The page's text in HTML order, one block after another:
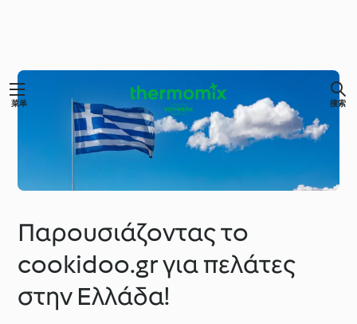
菜单 搜索
Παρουσιάζοντας το
cookidoo.gr για πελάτες
στην Ελλάδα!